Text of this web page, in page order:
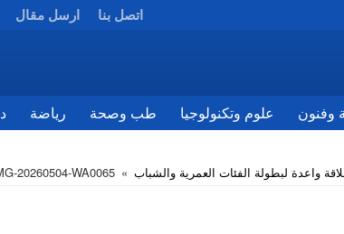
ارسل مقال اتصل بنا
رياضة طب وصحة علوم وتكنولوجيا وفنون
واعدة لبطولة الفئات العمرية والشباب »
20260504-WA0065